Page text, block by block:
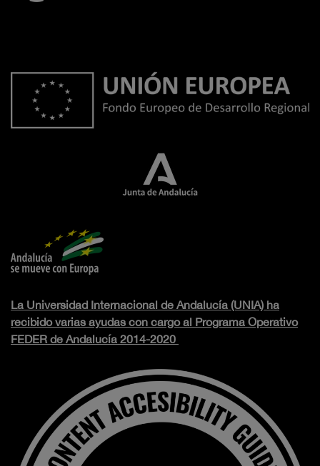
La Universidad Internacional de Andalucía (UNIA) ha
recibido varias ayudas con cargo al Programa Operativo
FEDER de Andalucía 2014-2020